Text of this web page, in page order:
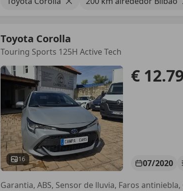
Toyota Corolla
Touring Sports 125H Active Tech
16
€
07/2020
Garantia, ABS, Sensor de lluvia, Faros